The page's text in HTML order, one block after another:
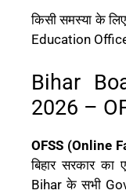
किसी समस्या के
Education
Bihar
2026 –
OFSS (Online
बिहार सरकार
Bihar के सभी